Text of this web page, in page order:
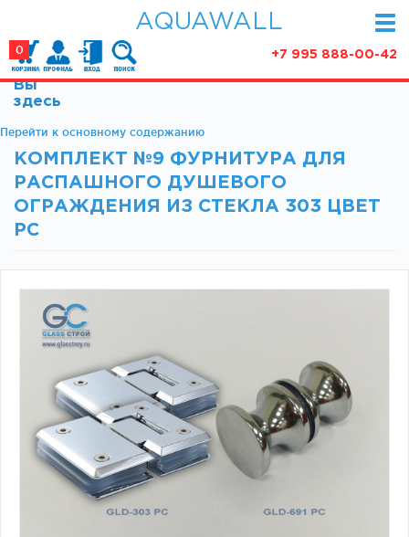
Перейти к основному содержанию
AQUAWALL
+7 995 888-00-42
0
КАТАЛОГ
Фурнитура для раздвижных дверей (закрытые
Фурнитура для раздвижных дверей (открытые
механизмы)
Фурнитура для маятниковых дверей
Ручки, кнобы
Замки и ответки
Зажимные профили
Фурнитура для межкомнатных дверей
Фурнитура для душевых ограждений (раздвижная
серия)
Фурнитура для душевых ограждений (распашная серия)
Двери межкомнатные цельностеклянные
АКЦИИ
ПАРТНЕРСТВО
СТАТЬИ
О КОМПАНИИ
Вы
здесь
КОМПЛЕКТ №9 ФУРНИТУРА ДЛЯ
РАСПАШНОГО ДУШЕВОГО
ОГРАЖДЕНИЯ ИЗ СТЕКЛА 303 ЦВЕТ
PC